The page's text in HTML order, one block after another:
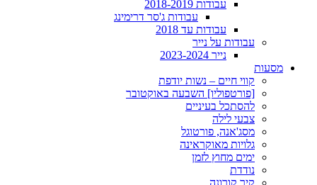
עבודות 2018-2019
עבודות ג'סר דרימינג
עבודות עד 2018
עבודות על נייר
נייר 2023-2024
מסעות
קווי חיים – נשות יודפת
[פורטפוליו] השבעה באוקטובר
להסתכל בעיניים
צבעי לילה
מסג'אנה, פורטוגל
גלויות מאוקראינה
ימים מחוץ לזמן
נודדת
קיר קורונה